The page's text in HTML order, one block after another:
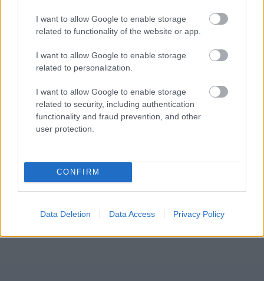
I want to allow Google to enable storage
related to functionality of the website or app.
I want to allow Google to enable storage
related to personalization.
I want to allow Google to enable storage
related to security, including authentication
functionality and fraud prevention, and other
user protection.
CONFIRM
Data Deletion Data Access Privacy Policy
NÉPSZERŰ